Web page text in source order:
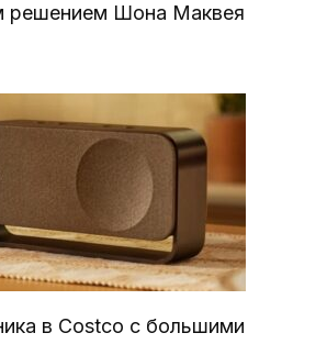
решением Шона Маквея
в Costco с большими